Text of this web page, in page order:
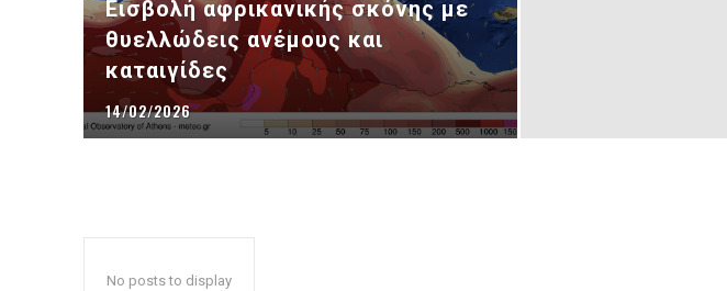
Εισβολή αφρικανικής σκόνης με
θυελλώδεις ανέμους και
καταιγίδες
14/02/2026
No posts to display